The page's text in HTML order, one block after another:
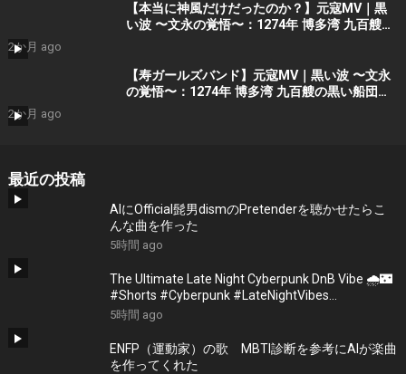
【本当に神風だけだったのか？】元寇MV｜黒
い波 〜文永の覚悟〜：1274年 博多湾 九百艘の
2か月 ago
【寿ガールズバンド】元寇MV｜黒い波 〜文永
の覚悟〜：1274年 博多湾 九百艘の黒い船団に
2か月 ago
最近の投稿
AIにOfficial髭男dismのPretenderを聴かせたらこ
んな曲を作った
5時間 ago
The Ultimate Late Night Cyberpunk DnB Vibe 🌧️🌃
#Shorts #Cyberpunk #LateNightVibes
#ElectronicMusic
5時間 ago
ENFP（運動家）の歌 MBTI診断を参考にAIが楽曲
を作ってくれた